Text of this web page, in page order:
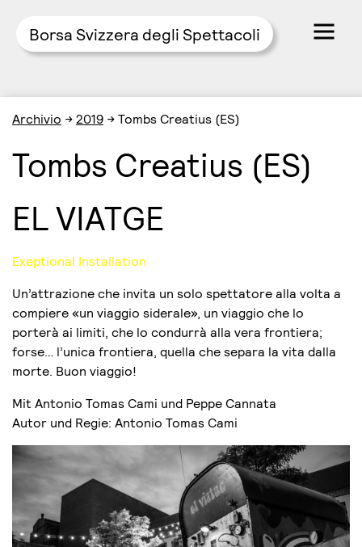
Borsa Svizzera degli Spettacoli
toArchivio → 2019 → Tombs Creatius (ES)
Tombs Creatius (ES)
EL VIATGE
Exeptional Installation
Un’attrazione che invita un solo spettatore alla volta a
compiere «un viaggio siderale», un viaggio che lo
porterà ai limiti, che lo condurrà alla vera frontiera;
forse… l’unica frontiera, quella che separa la vita dalla
morte. Buon viaggio!
Mit Antonio Tomas Cami und Peppe Cannata
Autor und Regie: Antonio Tomas Cami